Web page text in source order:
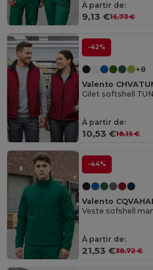
À partir de:
9,13 €15,73 €
-42%
+8
Valento
Gilet softshell
À partir de:
10,53 €18,15 €
-44%
Valento
Veste sofshell
À partir de:
21,53 €38,72 €